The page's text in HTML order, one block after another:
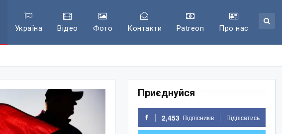
Україна Відео Фото Контакти Patreon Про нас
Приєднуйся
2,453 Підпісників Підпісатись